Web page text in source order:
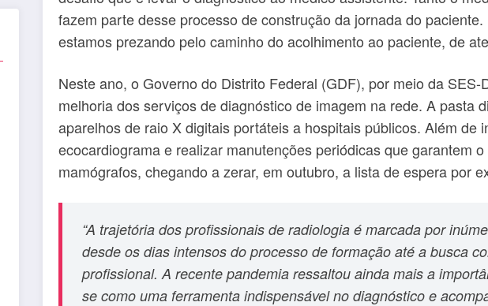
fazem parte desse processo de construção da jornada do
estamos prezando pelo caminho do acolhimento ao paciente, de
Neste ano, o Governo do Distrito Federal (GDF), por meio da
melhoria dos serviços de diagnóstico de imagem na rede. A pasta
aparelhos de raio X digitais portáteis a hospitais públicos. Além de
ecocardiograma e realizar manutenções periódicas que garantem
mamógrafos, chegando a zerar, em outubro, a lista de espera por
“A trajetória dos profissionais de radiologia é marcada por
desde os dias intensos do processo de formação até a busca
profissional. A recente pandemia ressaltou ainda mais a
se como uma ferramenta indispensável no diagnóstico e